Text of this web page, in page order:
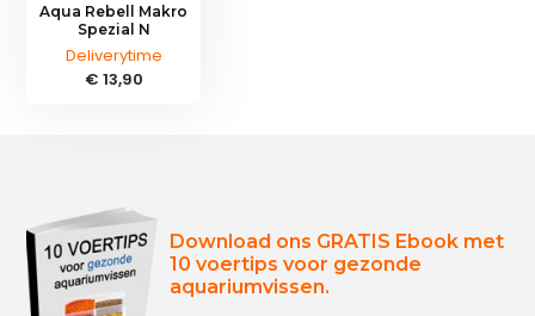
Aqua Rebell Makro
Spezial N
Deliverytime
€ 13,90
Download ons GRATIS Ebook met
10 voertips voor gezonde
aquariumvissen.